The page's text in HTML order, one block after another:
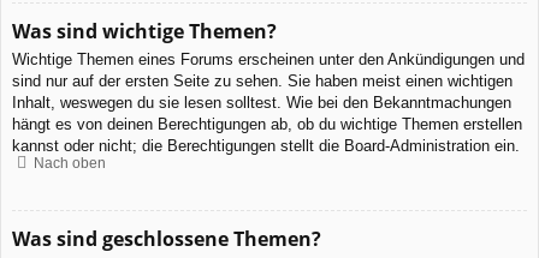
Was sind wichtige Themen?
Wichtige Themen eines Forums erscheinen unter den Ankündigungen und
sind nur auf der ersten Seite zu sehen. Sie haben meist einen wichtigen
Inhalt, weswegen du sie lesen solltest. Wie bei den Bekanntmachungen
hängt es von deinen Berechtigungen ab, ob du wichtige Themen erstellen
kannst oder nicht; die Berechtigungen stellt die Board-Administration ein.
Nach oben
Was sind geschlossene Themen?